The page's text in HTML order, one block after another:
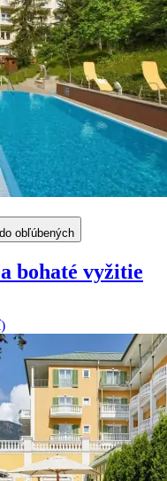
obľúbených
bohaté vyžitie